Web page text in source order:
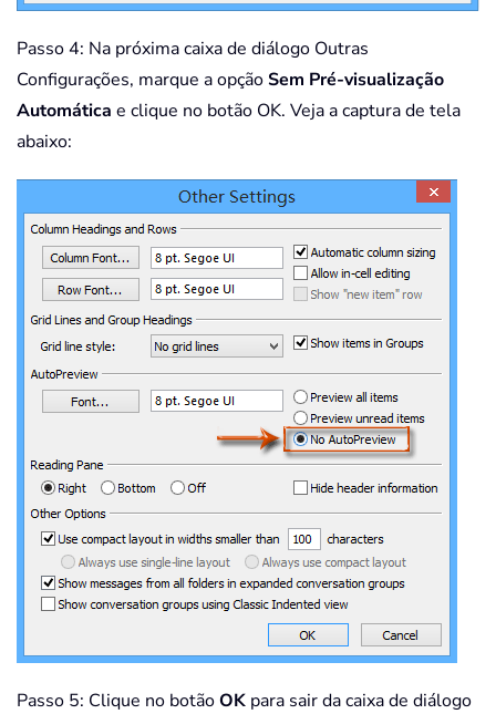
Passo 4: Na próxima caixa de diálogo Outras
Configurações, marque a opçãoSem Pré-visualização
Automática e clique no botão OK. Veja a captura de tela
abaixo:
Passo 5: Clique no botãoOK para sair da caixa de diálogo